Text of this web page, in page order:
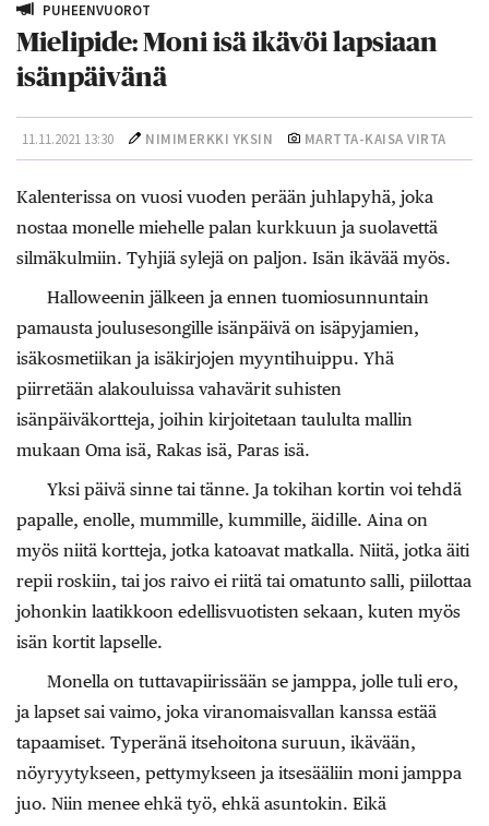
PUHEENVUOROT
Mielipide: Moni isä ikävöi lapsiaan
isänpäivänä
11.11.2021 13:30 NIMIMERKKI YKSIN MARTTA-KAISA VIRTA
Kalenterissa on vuosi vuoden perään juhlapyhä, joka
nostaa monelle miehelle palan kurkkuun ja suolavettä
silmäkulmiin. Tyhjiä sylejä on paljon. Isän ikävää myös.
Halloweenin jälkeen ja ennen tuomiosunnuntain
pamausta joulusesongille isänpäivä on isäpyjamien,
isäkosmetiikan ja isäkirjojen myyntihuippu. Yhä
piirretään alakouluissa vahavärit suhisten
isänpäiväkortteja, joihin kirjoitetaan taululta mallin
mukaan Oma isä, Rakas isä, Paras isä.
Yksi päivä sinne tai tänne. Ja tokihan kortin voi tehdä
papalle, enolle, mummille, kummille, äidille. Aina on
myös niitä kortteja, jotka katoavat matkalla. Niitä, jotka äiti
repii roskiin, tai jos raivo ei riitä tai omatunto salli, piilottaa
johonkin laatikkoon edellisvuotisten sekaan, kuten myös
isän kortit lapselle.
Monella on tuttavapiirissään se jamppa, jolle tuli ero,
ja lapset sai vaimo, joka viranomaisvallan kanssa estää
tapaamiset. Typeränä itsehoitona suruun, ikävään,
nöyryytykseen, pettymykseen ja itsesääliin moni jamppa
juo. Niin menee ehkä työ, ehkä asuntokin. Eikä